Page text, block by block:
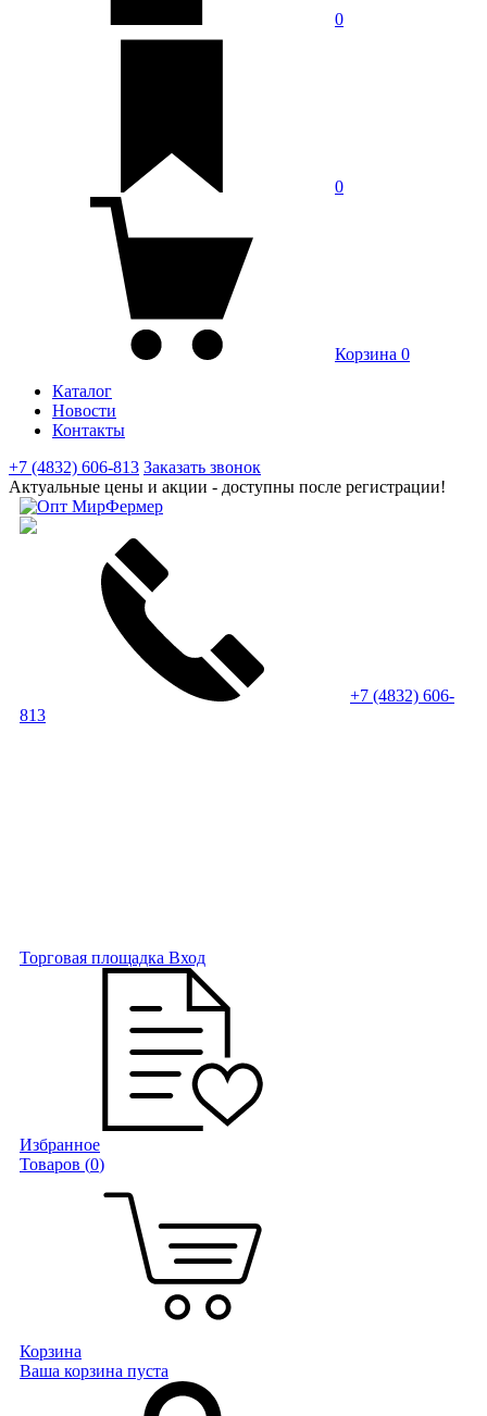
0
0
Корзина 0
Каталог
Новости
Контакты
+7 (4832) 606-813 Заказать звонок
Актуальные цены и акции - доступны после регистрации!
+7 (4832) 606-
813
Торговая площадка Вход
Избранное
Товаров (0)
Корзина
Ваша корзина пуста